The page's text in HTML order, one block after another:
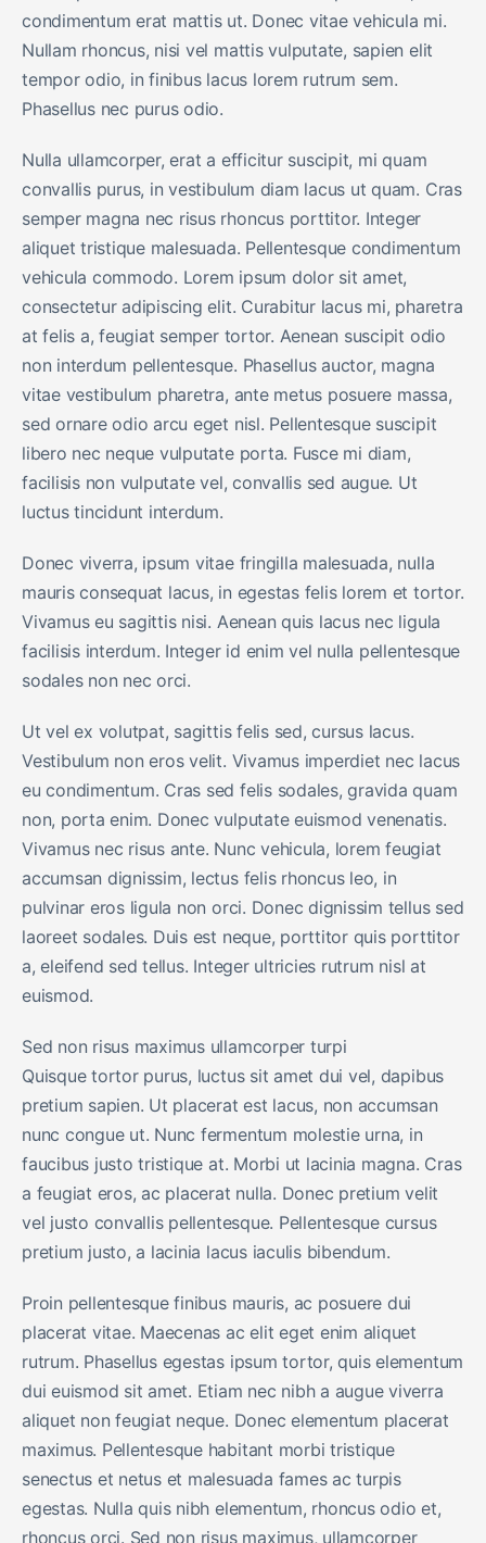
condimentum erat mattis ut. Donec vitae vehicula mi.
Nullam rhoncus, nisi vel mattis vulputate, sapien elit
tempor odio, in finibus lacus lorem rutrum sem.
Phasellus nec purus odio.
Nulla ullamcorper, erat a efficitur suscipit, mi quam
convallis purus, in vestibulum diam lacus ut quam. Cras
semper magna nec risus rhoncus porttitor. Integer
aliquet tristique malesuada. Pellentesque condimentum
vehicula commodo. Lorem ipsum dolor sit amet,
consectetur adipiscing elit. Curabitur lacus mi, pharetra
at felis a, feugiat semper tortor. Aenean suscipit odio
non interdum pellentesque. Phasellus auctor, magna
vitae vestibulum pharetra, ante metus posuere massa,
sed ornare odio arcu eget nisl. Pellentesque suscipit
libero nec neque vulputate porta. Fusce mi diam,
facilisis non vulputate vel, convallis sed augue. Ut
luctus tincidunt interdum.
Donec viverra, ipsum vitae fringilla malesuada, nulla
mauris consequat lacus, in egestas felis lorem et tortor.
Vivamus eu sagittis nisi. Aenean quis lacus nec ligula
facilisis interdum. Integer id enim vel nulla pellentesque
sodales non nec orci.
Ut vel ex volutpat, sagittis felis sed, cursus lacus.
Vestibulum non eros velit. Vivamus imperdiet nec lacus
eu condimentum. Cras sed felis sodales, gravida quam
non, porta enim. Donec vulputate euismod venenatis.
Vivamus nec risus ante. Nunc vehicula, lorem feugiat
accumsan dignissim, lectus felis rhoncus leo, in
pulvinar eros ligula non orci. Donec dignissim tellus sed
laoreet sodales. Duis est neque, porttitor quis porttitor
a, eleifend sed tellus. Integer ultricies rutrum nisl at
euismod.
Sed non risus maximus ullamcorper turpi
Quisque tortor purus, luctus sit amet dui vel, dapibus
pretium sapien. Ut placerat est lacus, non accumsan
nunc congue ut. Nunc fermentum molestie urna, in
faucibus justo tristique at. Morbi ut lacinia magna. Cras
a feugiat eros, ac placerat nulla. Donec pretium velit
vel justo convallis pellentesque. Pellentesque cursus
pretium justo, a lacinia lacus iaculis bibendum.
Proin pellentesque finibus mauris, ac posuere dui
placerat vitae. Maecenas ac elit eget enim aliquet
rutrum. Phasellus egestas ipsum tortor, quis elementum
dui euismod sit amet. Etiam nec nibh a augue viverra
aliquet non feugiat neque. Donec elementum placerat
maximus. Pellentesque habitant morbi tristique
senectus et netus et malesuada fames ac turpis
egestas. Nulla quis nibh elementum, rhoncus odio et,
rhoncus orci. Sed non risus maximus, ullamcorper